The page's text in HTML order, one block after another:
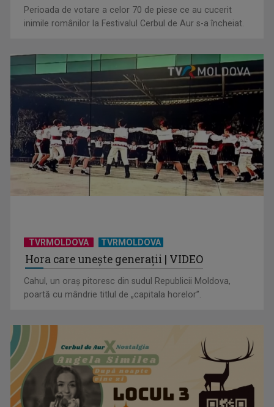
Alexandra Căpitănescu intră în Marea Finală Eurovision
2026 cu numărul 24. ...
Finală Eurovision ...
Perioada de votare a celor 70 de piese ce au cucerit
inimile românilor la Festivalul Cerbul de Aur s-a încheiat.
TVRMOLDOVA TVRMOLDOVA
Hora care unește generații | VIDEO
Cahul, un oraș pitoresc din sudul Republicii Moldova,
poartă cu mândrie titlul de „capitala horelor”.